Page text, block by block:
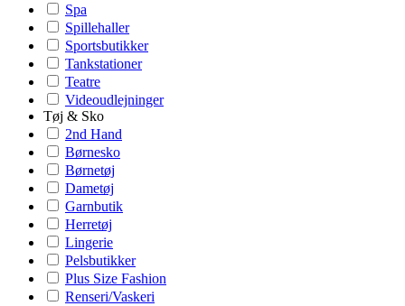
Spa
Spillehaller
Sportsbutikker
Tankstationer
Teatre
Videoudlejninger
Tøj & Sko
2nd Hand
Børnesko
Børnetøj
Dametøj
Garnbutik
Herretøj
Lingerie
Pelsbutikker
Plus Size Fashion
Renseri/Vaskeri